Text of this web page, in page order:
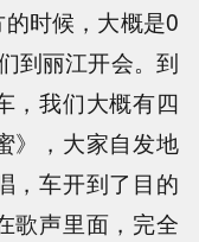
时候，大概是0
到丽江开会。到
，我们大概有四
》，大家自发地
，车开到了目的
歌声里面，完全